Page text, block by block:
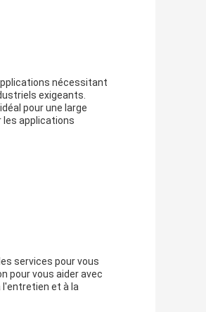
nécessitant
exigeants.
pour une large
les applications
services pour vous
pour vous aider avec
l'entretien et à la